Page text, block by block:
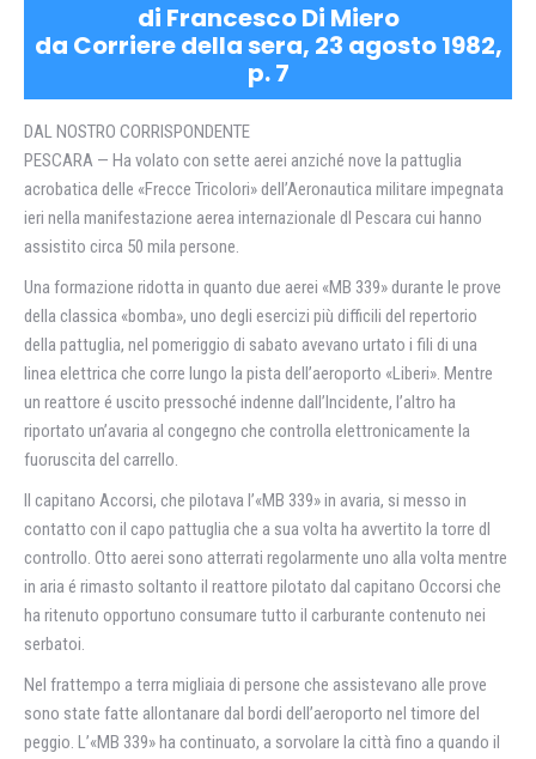
di Francesco Di Miero
da Corriere della sera, 23 agosto 1982,
p. 7
DAL NOSTRO CORRISPONDENTE
PESCARA — Ha volato con sette aerei anziché nove la pattuglia
acrobatica delle «Frecce Tricolori» dell’Aeronautica militare impegnata
ieri nella manifestazione aerea internazionale dl Pescara cui hanno
assistito circa 50 mila persone.
Una formazione ridotta in quanto due aerei «MB 339» durante le prove
della classica «bomba», uno degli esercizi più difficili del repertorio
della pattuglia, nel pomeriggio di sabato avevano urtato i fili di una
linea elettrica che corre lungo la pista dell’aeroporto «Liberi». Mentre
un reattore é uscito pressoché indenne dall’Incidente, l’altro ha
riportato un’avaria al congegno che controlla elettronicamente la
fuoruscita del carrello.
Il capitano Accorsi, che pilotava l’«MB 339» in avaria, si messo in
contatto con il capo pattuglia che a sua volta ha avvertito la torre dl
controllo. Otto aerei sono atterrati regolarmente uno alla volta mentre
in aria é rimasto soltanto il reattore pilotato dal capitano Occorsi che
ha ritenuto opportuno consumare tutto il carburante contenuto nei
serbatoi.
Nel frattempo a terra migliaia di persone che assistevano alle prove
sono state fatte allontanare dal bordi dell’aeroporto nel timore del
peggio. L’«MB 339» ha continuato, a sorvolare la città fino a quando il